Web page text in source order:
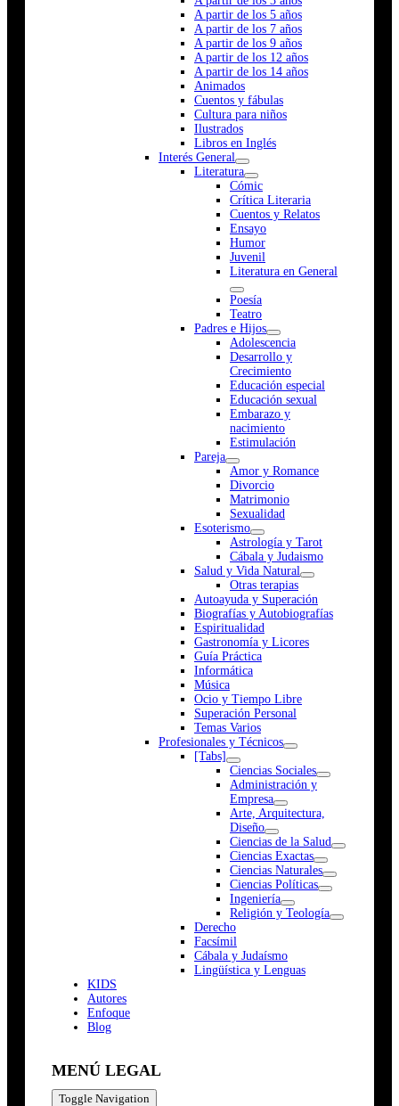
A partir de los 5 años
A partir de los 7 años
A partir de los 9 años
A partir de los 12 años
A partir de los 14 años
Animados
Cuentos y fábulas
Cultura para niños
Ilustrados
Libros en Inglés
Interés General
Literatura
Cómic
Crítica Literaria
Cuentos y Relatos
Ensayo
Humor
Juvenil
Literatura en General
Poesía
Teatro
Padres e Hijos
Adolescencia
Desarrollo y
Crecimiento
Educación especial
Educación sexual
Embarazo y
nacimiento
Estimulación
Pareja
Amor y Romance
Divorcio
Matrimonio
Sexualidad
Esoterismo
Astrología y Tarot
Cábala y Judaismo
Salud y Vida Natural
Otras terapias
Autoayuda y Superación
Biografías y Autobiografías
Espiritualidad
Gastronomía y Licores
Guía Práctica
Informática
Música
Ocio y Tiempo Libre
Superación Personal
Temas Varios
Profesionales y Técnicos
[Tabs]
Ciencias Sociales
Administración y
Empresa
Arte, Arquitectura,
Diseño
Ciencias de la Salud
Ciencias Exactas
Ciencias Naturales
Ciencias Políticas
Ingeniería
Religión y Teología
Derecho
Facsímil
Cábala y Judaísmo
Lingüística y Lenguas
KIDS
Autores
Enfoque
Blog
MENÚ LEGAL
Toggle Navigation